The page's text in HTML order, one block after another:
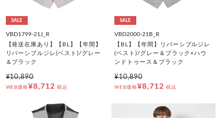
SALE
VBD1799-21J_R
【発送在庫あり】【BL】【年間】
リバーシブルジレ(ベスト)/グレー
＆ブラック
¥10,890
WEB価格¥8,712 税込
SALE
VBD2000-21B_R
【BL】【年間】リバーシブルジレ
(ベスト)/グレー＆ブラック×ハウ
ンドトゥース＆ブラック
¥10,890
WEB価格¥8,712 税込